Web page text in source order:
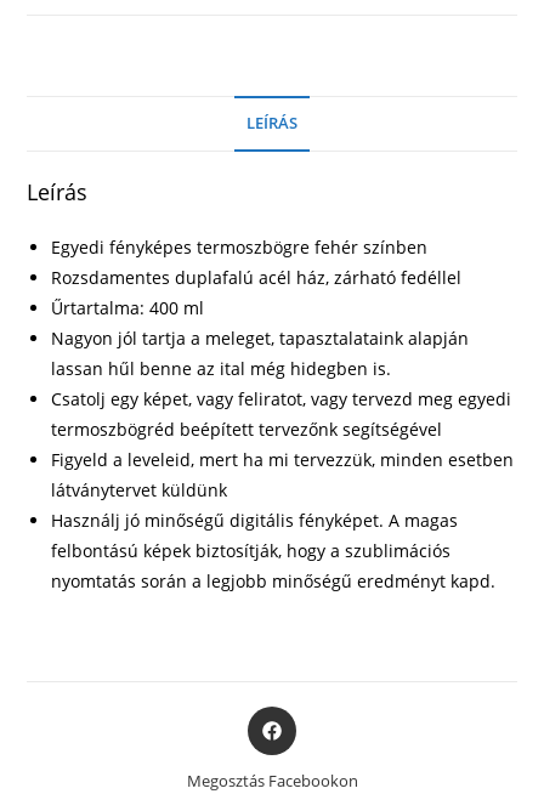
LEÍRÁS
Leírás
Egyedi fényképes termoszbögre fehér színben
Rozsdamentes duplafalú acél ház, zárható fedéllel
Űrtartalma: 400 ml
Nagyon jól tartja a meleget, tapasztalataink alapján
lassan hűl benne az ital még hidegben is.
Csatolj egy képet, vagy feliratot, vagy tervezd meg egyedi
termoszbögréd beépített tervezőnk segítségével
Figyeld a leveleid, mert ha mi tervezzük, minden esetben
látványtervet küldünk
Használj jó minőségű digitális fényképet. A magas
felbontású képek biztosítják, hogy a szublimációs
nyomtatás során a legjobb minőségű eredményt kapd.
Opens
in
new
Megosztás Facebookon